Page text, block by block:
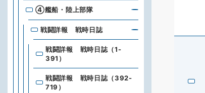
④艦船・陸上部隊
戦闘詳報 戦時日誌
戦闘詳報 戦時日誌（1-
391）
戦闘詳報 戦時日誌（392-
719）